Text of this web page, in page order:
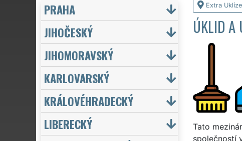
Extra
ÚKLID A
Tato
společností
PRAHA
JIHOČESKÝ
JIHOMORAVSKÝ
KARLOVARSKÝ
KRÁLOVÉHRADECKÝ
LIBERECKÝ